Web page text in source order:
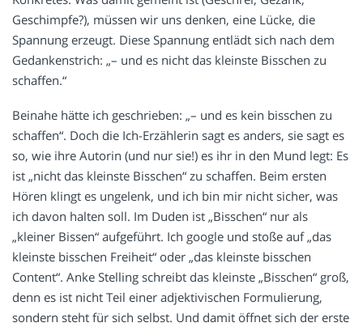
Geschimpfe?), müssen wir uns denken, eine Lücke, die
Spannung erzeugt. Diese Spannung entlädt sich nach dem
Gedankenstrich: „– und es nicht das kleinste Bisschen zu
schaffen.“
Beinahe hätte ich geschrieben: „– und es kein bisschen zu
schaffen“. Doch die Ich-Erzählerin sagt es anders, sie sagt es
so, wie ihre Autorin (und nur sie!) es ihr in den Mund legt: Es
ist „nicht das kleinste Bisschen“ zu schaffen. Beim ersten
Hören klingt es ungelenk, und ich bin mir nicht sicher, was
ich davon halten soll. Im Duden ist „Bisschen“ nur als
„kleiner Bissen“ aufgeführt. Ich google und stoße auf „das
kleinste bisschen Freiheit“ oder „das kleinste bisschen
Content“. Anke Stelling schreibt das kleinste „Bisschen“ groß,
denn es ist nicht Teil einer adjektivischen Formulierung,
sondern steht für sich selbst. Und damit öffnet sich der erste